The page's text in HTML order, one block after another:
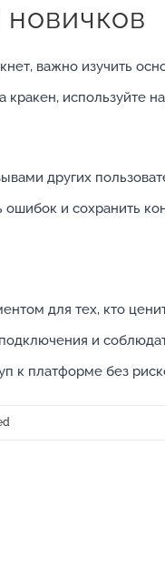
важно изучить
кракен, используйте
других
и сохранить
для тех, кто
и
к платформе без